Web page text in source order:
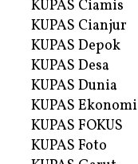
KUPAS Ciamis
KUPAS Cianjur
KUPAS Depok
KUPAS Desa
KUPAS Dunia
KUPAS Ekonomi
KUPAS FOKUS
KUPAS Foto